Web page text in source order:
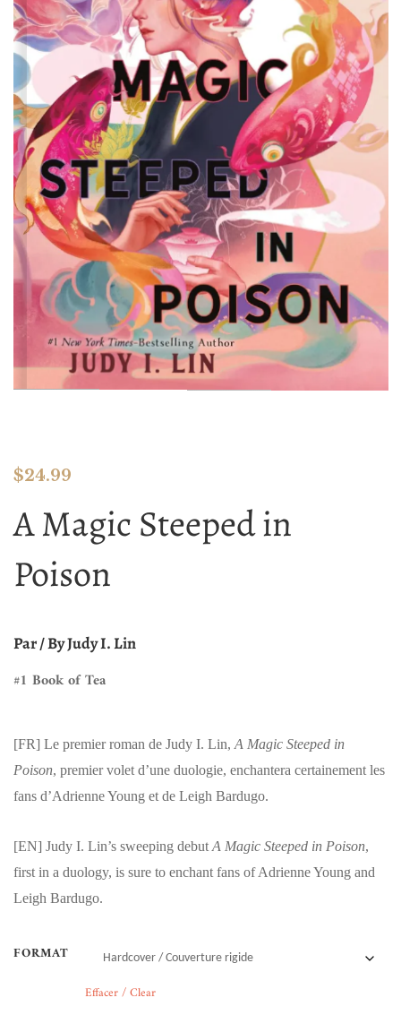
$24.99
A Magic Steeped in
Poison
Par / By Judy I. Lin
#1 Book of Tea
[FR] Le premier roman de Judy I. Lin, A Magic Steeped in
Poison, premier volet d’une duologie, enchantera certainement les
fans d’Adrienne Young et de Leigh Bardugo.
[EN] Judy I. Lin’s sweeping debut A Magic Steeped in Poison,
first in a duology, is sure to enchant fans of Adrienne Young and
Leigh Bardugo.
FORMAT
Effacer / Clear